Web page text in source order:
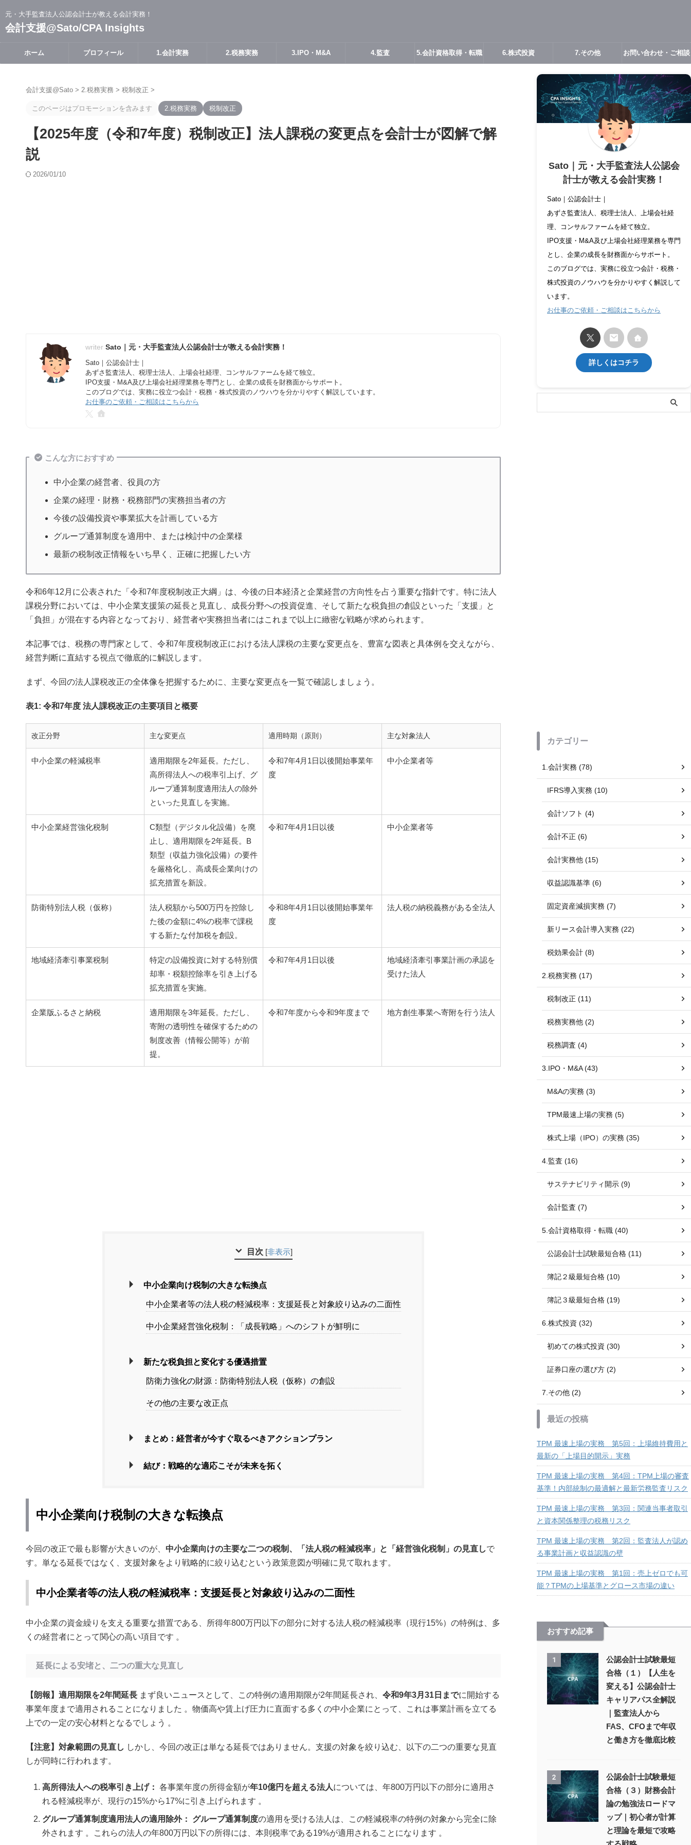
元・大手監査法人公認会計士が教える会計実務！
会計支援@Sato/CPA Insights
ホーム プロフィール 1.会計実務 2.税務実務 3.IPO・M&A 4.監査 5.会計資格取得・転職 6.株式投資 7.その他 お問い合わせ・ご相談
会計支援@Sato > 2.税務実務 > 税制改正 >
このページはプロモーションを含みます 2.税務実務 税制改正
【2025年度（令和7年度）税制改正】法人課税の変更点を会計士が図解で解
説
2026/01/10
Sato｜元・大手監査法人公認会計士が教える会計実務！
Sato｜公認会計士｜
あずさ監査法人、税理士法人、上場会社経理、コンサルファームを経て独立。
IPO支援・M&A及び上場会社経理業務を専門とし、企業の成長を財務面からサポート。
このブログでは、実務に役立つ会計・税務・株式投資のノウハウを分かりやすく解説しています。
お仕事のご依頼・ご相談はこちらから
こんな方におすすめ
中小企業の経営者、役員の方
企業の経理・財務・税務部門の実務担当者の方
今後の設備投資や事業拡大を計画している方
グループ通算制度を適用中、または検討中の企業様
最新の税制改正情報をいち早く、正確に把握したい方
令和6年12月に公表された「令和7年度税制改正大綱」は、今後の日本経済と企業経営の方向性を占う重要な指針です。特に法人
課税分野においては、中小企業支援策の延長と見直し、成長分野への投資促進、そして新たな税負担の創設といった「支援」と
「負担」が混在する内容となっており、経営者や実務担当者にはこれまで以上に緻密な戦略が求められます。
本記事では、税務の専門家として、令和7年度税制改正における法人課税の主要な変更点を、豊富な図表と具体例を交えながら、
経営判断に直結する視点で徹底的に解説します。
まず、今回の法人課税改正の全体像を把握するために、主要な変更点を一覧で確認しましょう。
表1: 令和7年度 法人課税改正の主要項目と概要
改正分野 主な変更点 適用時期（原則） 主な対象法人
中小企業の軽減税率
適用期限を2年延長。ただし、
高所得法人への税率引上げ、グ
ループ通算制度適用法人の除外
といった見直しを実施。
令和7年4月1日以後開始事業年
度
中小企業者等
中小企業経営強化税制
C類型（デジタル化設備）を廃
止し、適用期限を2年延長。B
類型（収益力強化設備）の要件
を厳格化し、高成長企業向けの
拡充措置を新設。
令和7年4月1日以後 中小企業者等
防衛特別法人税（仮称）
法人税額から500万円を控除し
た後の金額に4%の税率で課税
する新たな付加税を創設。
令和8年4月1日以後開始事業年
度
法人税の納税義務がある全法人
地域経済牽引事業税制
特定の設備投資に対する特別償
却率・税額控除率を引き上げる
拡充措置を実施。
令和7年4月1日以後
地域経済牽引事業計画の承認を
受けた法人
企業版ふるさと納税
適用期限を3年延長。ただし、
寄附の透明性を確保するための
制度改善（情報公開等）が前
提。
令和7年度から令和9年度まで 地方創生事業へ寄附を行う法人
目次 [非表示]
中小企業向け税制の大きな転換点
中小企業者等の法人税の軽減税率：支援延長と対象絞り込みの二面性
中小企業経営強化税制：「成長戦略」へのシフトが鮮明に
新たな税負担と変化する優遇措置
防衛力強化の財源：防衛特別法人税（仮称）の創設
その他の主要な改正点
まとめ：経営者が今すぐ取るべきアクションプラン
結び：戦略的な適応こそが未来を拓く
中小企業向け税制の大きな転換点
今回の改正で最も影響が大きいのが、 中小企業向けの主要な二つの税制、「法人税の軽減税率」と「経営強化税制」の見直しで
す。単なる延長ではなく、支援対象をより戦略的に絞り込むという政策意図が明確に見て取れます。
中小企業者等の法人税の軽減税率：支援延長と対象絞り込みの二面性
中小企業の資金繰りを支える重要な措置である、所得年800万円以下の部分に対する法人税の軽減税率（現行15%）の特例は、多
くの経営者にとって関心の高い項目です 。
延長による安堵と、二つの重大な見直し
【朗報】適用期限を2年間延長 まず良いニュースとして、この特例の適用期限が2年間延長され、 令和9年3月31日までに開始する
事業年度まで適用されることになりました 。物価高や賃上げ圧力に直面する多くの中小企業にとって、これは事業計画を立てる
上での一定の安心材料となるでしょう 。
【注意】対象範囲の見直し しかし、今回の改正は単なる延長ではありません。支援の対象を絞り込む、以下の二つの重要な見直
しが同時に行われます。
高所得法人への税率引き上げ： 各事業年度の所得金額が年10億円を超える法人については、年800万円以下の部分に適用さ
れる軽減税率が、現行の15%から17%に引き上げられます 。
グループ通算制度適用法人の適用除外： グループ通算制度の適用を受ける法人は、この軽減税率の特例の対象から完全に除
外されます 。これらの法人の年800万円以下の所得には、本則税率である19%が適用されることになります 。
Sato｜元・大手監査法人公認会
計士が教える会計実務！
Sato｜公認会計士｜
あずさ監査法人、税理士法人、上場会社経
理、コンサルファームを経て独立。
IPO支援・M&A及び上場会社経理業務を専門
とし、企業の成長を財務面からサポート。
このブログでは、実務に役立つ会計・税務・
株式投資のノウハウを分かりやすく解説して
います。
お仕事のご依頼・ご相談はこちらから
詳しくはコチラ
カテゴリー
1.会計実務 (78)
IFRS導入実務 (10)
会計ソフト (4)
会計不正 (6)
会計実務他 (15)
収益認識基準 (6)
固定資産減損実務 (7)
新リース会計導入実務 (22)
税効果会計 (8)
2.税務実務 (17)
税制改正 (11)
税務実務他 (2)
税務調査 (4)
3.IPO・M&A (43)
M&Aの実務 (3)
TPM最速上場の実務 (5)
株式上場（IPO）の実務 (35)
4.監査 (16)
サステナビリティ開示 (9)
会計監査 (7)
5.会計資格取得・転職 (40)
公認会計士試験最短合格 (11)
簿記２級最短合格 (10)
簿記３級最短合格 (19)
6.株式投資 (32)
初めての株式投資 (30)
証券口座の選び方 (2)
7.その他 (2)
最近の投稿
TPM 最速上場の実務 第5回：上場維持費用と
最新の「上場目的開示」実務
TPM 最速上場の実務 第4回：TPM上場の審査
基準！内部統制の最適解と最新労務監査リスク
TPM 最速上場の実務 第3回：関連当事者取引
と資本関係整理の税務リスク
TPM 最速上場の実務 第2回：監査法人が認め
る事業計画と収益認識の壁
TPM 最速上場の実務 第1回：売上ゼロでも可
能？TPMの上場基準とグロース市場の違い
おすすめ記事
1
公認会計士試験最短
合格（１）【人生を
変える】公認会計士
キャリアパス全解説
｜監査法人から
FAS、CFOまで年収
と働き方を徹底比較
2
公認会計士試験最短
合格（３）財務会計
論の勉強法ロードマ
ップ｜初心者が計算
と理論を最短で攻略